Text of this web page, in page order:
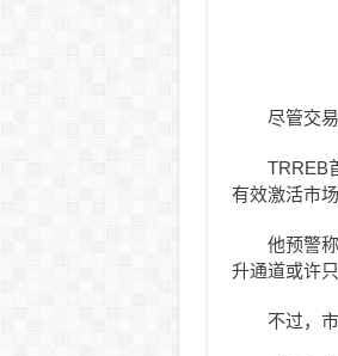
尽管交
TRREB
有效激活市场
他预警
升通道或许
不过，